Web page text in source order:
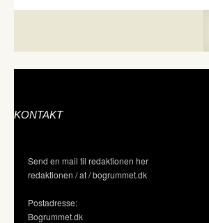
KONTAKT
Send en mail til redaktionen her
redaktionen / at / bogrummet.dk
Postadresse:
Bogrummet.dk